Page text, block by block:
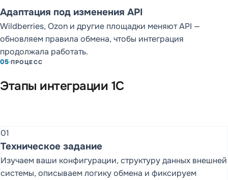
Адаптация под изменения API
Wildberries, Ozon и другие площадки меняют API —
обновляем правила обмена, чтобы интеграция
продолжала работать.
05 ПРОЦЕСС
Этапы интеграции 1С
01
Техническое задание
Изучаем ваши конфигурации, структуру данных внешней
системы, описываем логику обмена и фиксируем